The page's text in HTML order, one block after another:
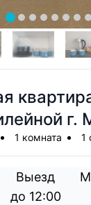
г.
1 комната 1
Выезд
до 12:00